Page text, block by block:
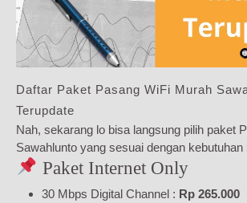
Daftar Paket Pasang WiFi Murah
Terupdate
Nah, sekarang lo bisa langsung pilih paket
Sawahlunto yang sesuai dengan kebutuhan
Paket Internet Only
30 Mbps Digital Channel : Rp 265.000